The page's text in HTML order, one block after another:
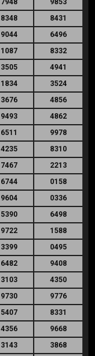
8348
8431
9044
6496
1087
8332
3505
4941
1834
3524
3676
4856
9493
4862
6511
9978
4235
8310
7467
2213
6744
0158
9604
0336
5390
6498
9722
1588
3399
0495
6482
9408
3103
4350
9730
9776
5407
8331
4356
9668
3143
3868